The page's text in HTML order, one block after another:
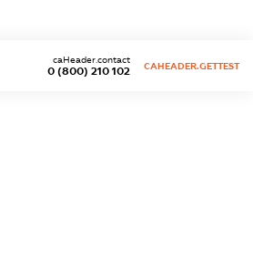
0 (800) 210 102
caHeader.contact
CAHEADER.GETTEST